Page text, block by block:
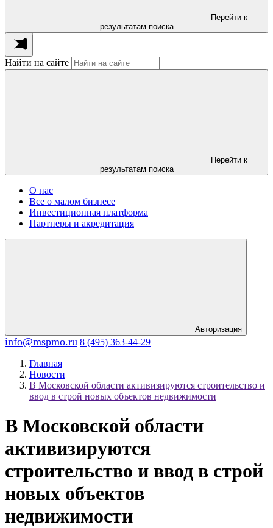
Перейти к
результатам поиска
Найти на сайте
Перейти к
результатам поиска
О нас
Все о малом бизнесе
Инвестиционная платформа
Партнеры и акредитация
Авторизация
info@mspmo.ru 8 (495) 363-44-29
Главная
Новости
В Московской области активизируются строительство и
ввод в строй новых объектов недвижимости
В Московской области
активизируются
строительство и ввод в строй
новых объектов
недвижимости